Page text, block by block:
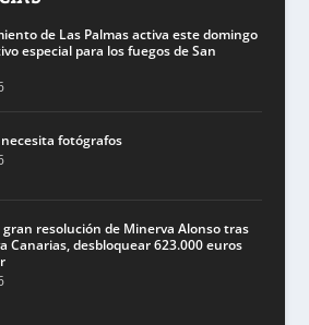
de Las Palmas activa este domingo
especial para los fuegos de San
fotógrafos
gran resolución de Minerva Alonso tras
Canarias, desbloquear 623.000 euros